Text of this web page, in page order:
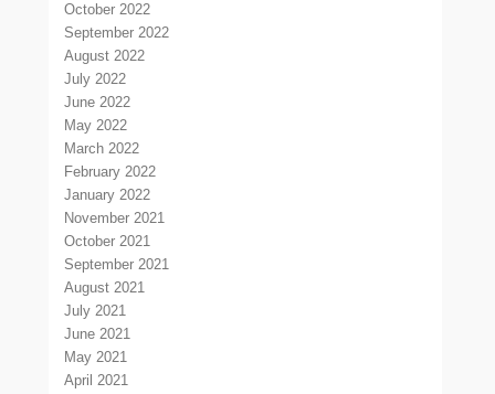
October 2022
September 2022
August 2022
July 2022
June 2022
May 2022
March 2022
February 2022
January 2022
November 2021
October 2021
September 2021
August 2021
July 2021
June 2021
May 2021
April 2021